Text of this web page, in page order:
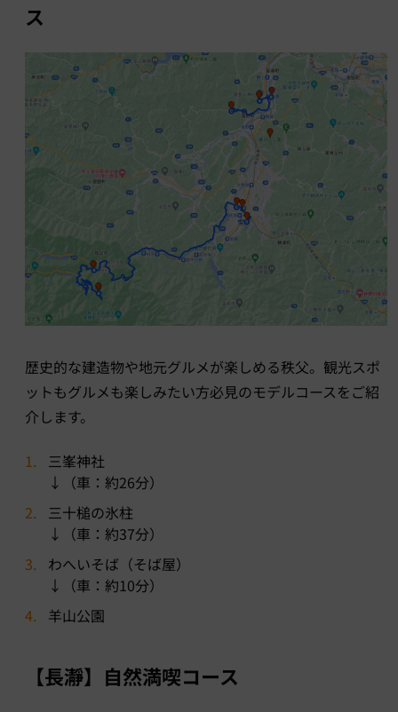
ス
歴史的な建造物や地元グルメが楽しめる秩父。観光スポ
ットもグルメも楽しみたい方必見のモデルコースをご紹
介します。
三峯神社
↓（車：約26分）
三十槌の氷柱
↓（車：約37分）
わへいそば（そば屋）
↓（車：約10分）
羊山公園
【長瀞】自然満喫コース